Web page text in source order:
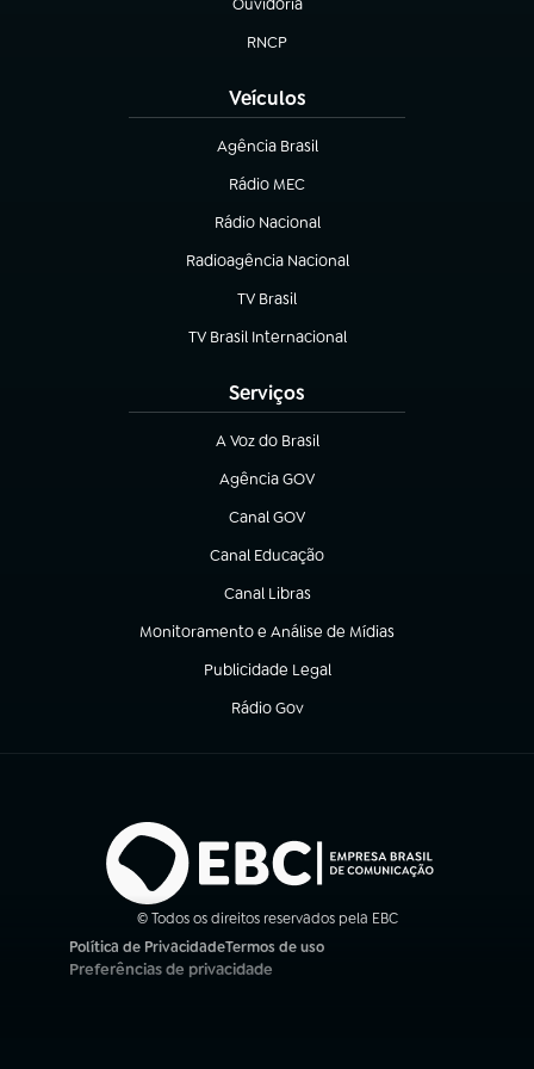
Ouvidoria
(abre em nova aba)
RNCP
(abre em nova aba)
Veículos
Agência Brasil
(abre em nova aba)
Rádio MEC
Rádio Nacional
(abre em nova aba)
Radioagência Nacional
(abre em nova aba)
TV Brasil
(abre em nova aba)
TV Brasil Internacional
(abre em nova aba)
Serviços
A Voz do Brasil
(abre em nova aba)
Agência GOV
(abre em nova aba)
Canal GOV
(abre em nova aba)
Canal Educação
(abre em nova aba)
Canal Libras
(abre em nova aba)
Monitoramento e Análise de Mídias
(abre em nova aba)
Publicidade Legal
(abre em nova aba)
Rádio Gov
(abre em nova aba)
© Todos os direitos reservados pela EBC
Política de Privacidade
(abre em nova aba)
Termos de uso
(abre em nova aba)
Preferências de privacidade